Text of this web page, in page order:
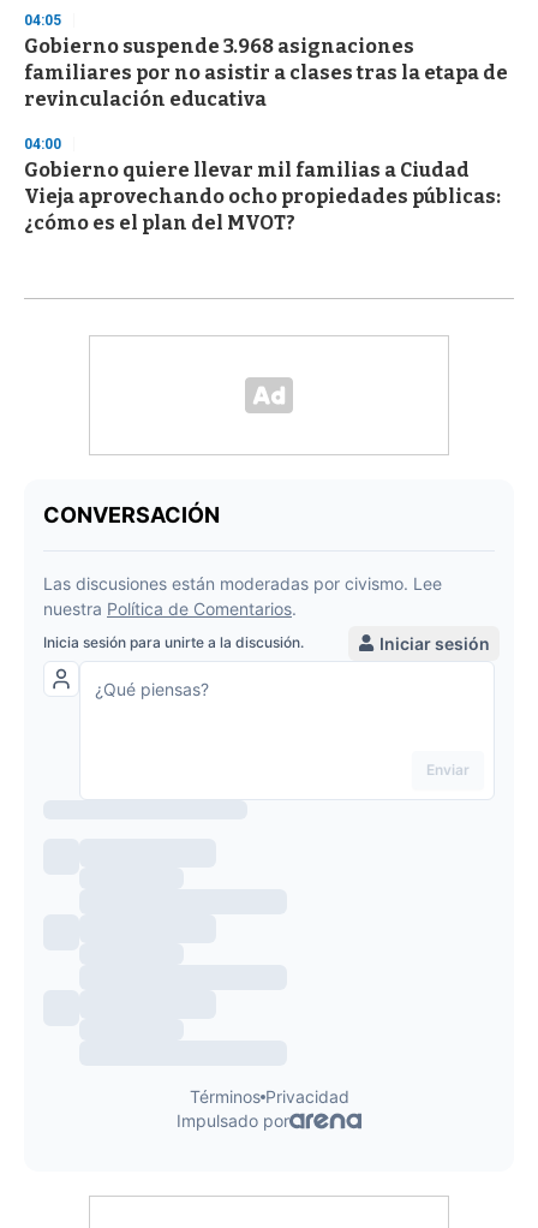
04:05
Gobierno suspende 3.968 asignaciones
familiares por no asistir a clases tras la etapa de
revinculación educativa
04:00
Gobierno quiere llevar mil familias a Ciudad
Vieja aprovechando ocho propiedades públicas:
¿cómo es el plan del MVOT?